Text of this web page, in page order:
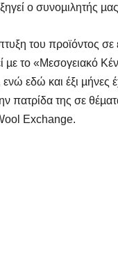
ο συνοµιλητής
του προϊόντος
µε το «Μεσογειακό
εδώ και έξι µήνες
πατρίδα της σε
Exchange.